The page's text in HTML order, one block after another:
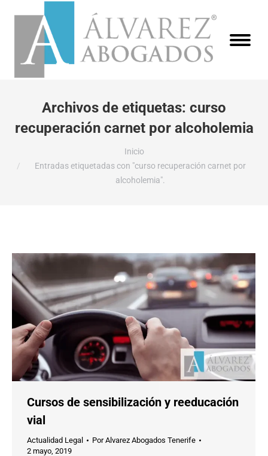
Archivos de etiquetas: curso
recuperación carnet por alcoholemia
Inicio
Entradas etiquetadas con "curso recuperación carnet por
alcoholemia".
Cursos de sensibilización y reeducación
vial
Actualidad Legal PorAlvarez Abogados Tenerife
2 mayo, 2019